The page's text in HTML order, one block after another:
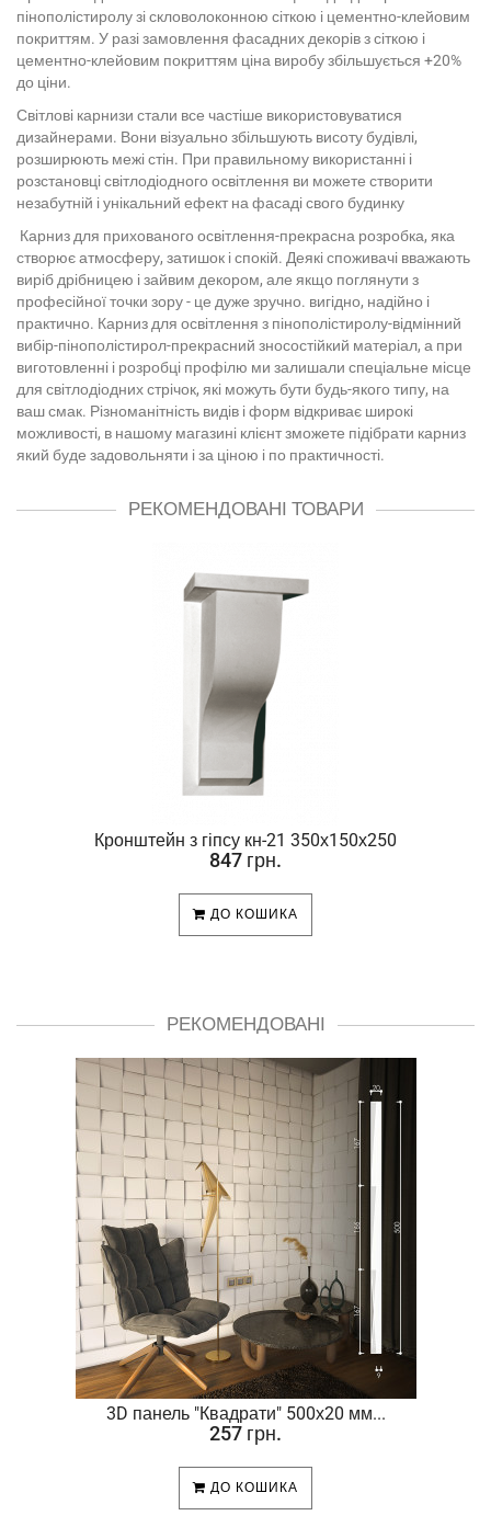
пінополістиролу зі скловолоконною сіткою і цементно-клейовим
покриттям. У разі замовлення фасадних декорів з сіткою і
цементно-клейовим покриттям ціна виробу збільшується +20%
до ціни.
Світлові карнизи стали все частіше використовуватися
дизайнерами. Вони візуально збільшують висоту будівлі,
розширюють межі стін. При правильному використанні і
розстановці світлодіодного освітлення ви можете створити
незабутній і унікальний ефект на фасаді свого будинку
Карниз для прихованого освітлення-прекрасна розробка, яка
створює атмосферу, затишок і спокій. Деякі споживачі вважають
виріб дрібницею і зайвим декором, але якщо поглянути з
професійної точки зору - це дуже зручно. вигідно, надійно і
практично. Карниз для освітлення з пінополістиролу-відмінний
вибір-пінополістирол-прекрасний зносостійкий матеріал, а при
виготовленні і розробці профілю ми залишали спеціальне місце
для світлодіодних стрічок, які можуть бути будь-якого типу, на
ваш смак. Різноманітність видів і форм відкриває широкі
можливості, в нашому магазині клієнт зможете підібрати карниз
який буде задовольняти і за ціною і по практичності.
РЕКОМЕНДОВАНІ ТОВАРИ
Кронштейн з гіпсу кн-21 350х150х250
847 грн.
ДО КОШИКА
РЕКОМЕНДОВАНІ
3D панель "Квадрати" 500х20 мм...
257 грн.
ДО КОШИКА